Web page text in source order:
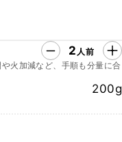
2 人前
火加減など、手順も分量に合
200g